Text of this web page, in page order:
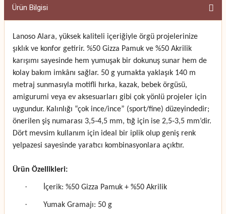
Ürün Bilgisi
Lanoso Alara, yüksek kaliteli içeriğiyle örgü projelerinize
şıklık ve konfor getirir. %50 Gizza Pamuk ve %50 Akrilik
karışımı sayesinde hem yumuşak bir dokunuş sunar hem de
kolay bakım imkânı sağlar. 50 g yumakta yaklaşık 140 m
metraj sunmasıyla motifli hırka, kazak, bebek örgüsü,
amigurumi veya ev aksesuarları gibi çok yönlü projeler için
uygundur. Kalınlığı “çok ince/ince” (sport/fine) düzeyindedir;
önerilen şiş numarası 3,5‑4,5 mm, tığ için ise 2,5‑3,5 mm’dir.
Dört mevsim kullanım için ideal bir iplik olup geniş renk
yelpazesi sayesinde yaratıcı kombinasyonlara açıktır.
Ürün Özellikleri:
· İçerik: %50 Gizza Pamuk + %50 Akrilik
· Yumak Gramajı: 50 g